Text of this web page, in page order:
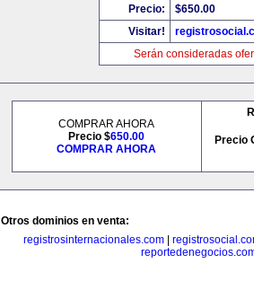
Precio:
$650.00
Visitar!
Serán consideradas
COMPRAR AHORA
Precio $650.00
COMPRAR AHORA
Precio
Otros dominios en venta:
registrosinternacionales.com